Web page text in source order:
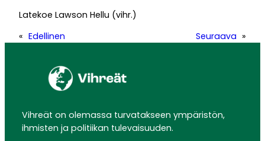
Latekoe Lawson Hellu (vihr.)
« Edellinen Seuraava »
Vihreät on olemassa turvatakseen ympäristön,
ihmisten ja politiikan tulevaisuuden.